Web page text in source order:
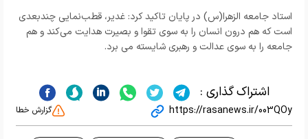
استاد جامعه الزهرا(س) در پایان تاکید کرد: غدیر، قطب‌نمایی چندبعدی
است که هم درون انسان را به سوی تقوا و بصیرت هدایت می‌کند و هم
جامعه را به سوی عدالت و رهبری شایسته می برد.
اشتراک گذاری :
https://rasanews.ir/003QOy گزارش خطا